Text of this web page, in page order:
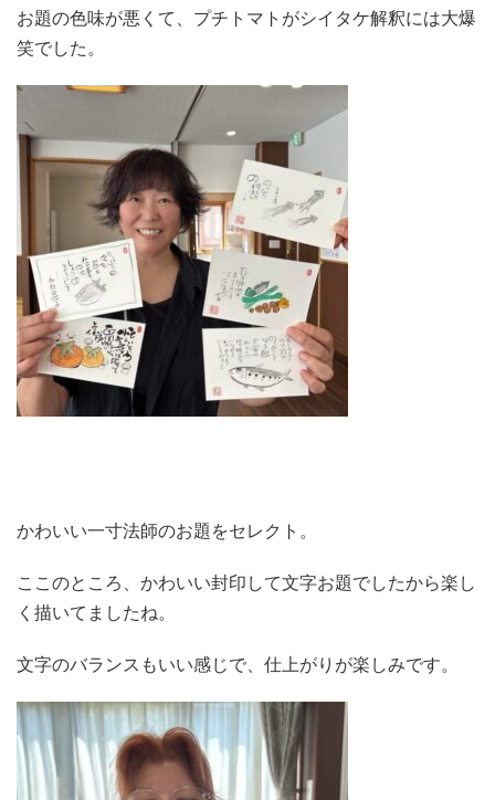
お題の色味が悪くて、プチトマトがシイタケ解釈には大爆
笑でした。
かわいい一寸法師のお題をセレクト。
ここのところ、かわいい封印して文字お題でしたから楽し
く描いてましたね。
文字のバランスもいい感じで、仕上がりが楽しみです。